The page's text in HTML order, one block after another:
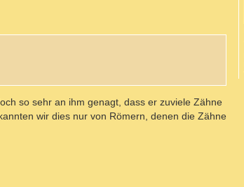
so sehr an ihm genagt, dass er zuviele Zähne
wir dies nur von Römern, denen die Zähne